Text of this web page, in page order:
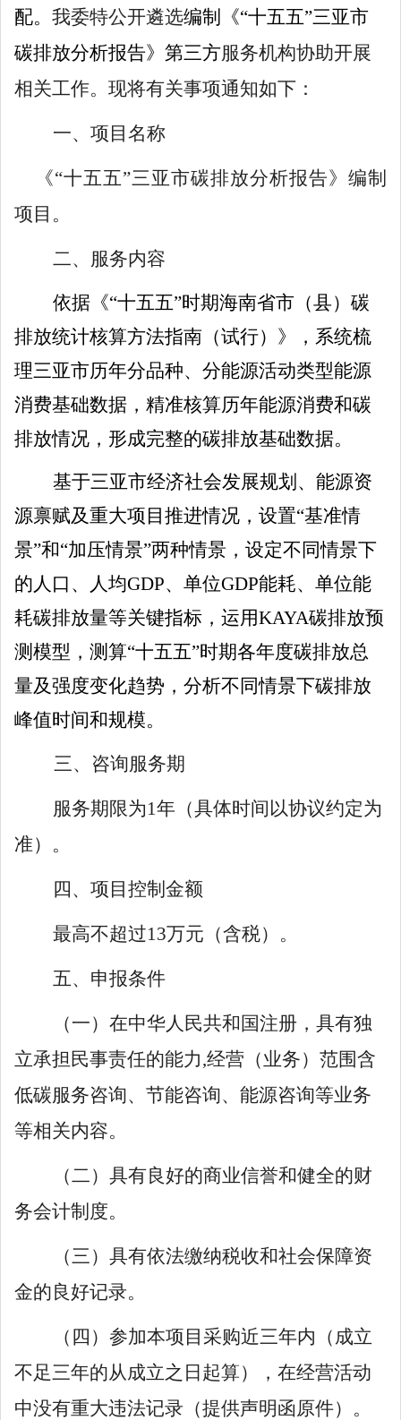
配。 我委特公开遴选编制《“十五五”三亚市
碳排放分析报告》 第三方服务机构协助开展
相关工作。现将有关事项通知如下：
一、项目名称
《“十五五”三亚市碳排放分析报告》编制
项目 。
二、服务内容
依据《“十五五”时期海南省市（县）碳
排放统计核算方法指南（试行） 》， 系统梳
理三亚市历年分品种、分能源活动类型能源
消费基础数据，精准核算历年能源消费和碳
排放情况 ， 形成完整的碳排放基础数据。
基于三亚市经济社会发展规划、能源资
源禀赋及重大项目推进情况，设置“基准情
景”和“加压情景”两种情景，设定不同情景下
的人口、人均GDP、单位GDP能耗、单位能
耗碳排放量等关键指标，运用KAYA碳排放预
测模型，测算“十五五”时期各年度碳排放总
量及强度变化趋势，分析不同情景下碳排放
峰值时间和规模。
三、咨询服务期
服务期限为1年（具体时间以协议约定为
准）。
四、项目控制金额
最高不超过13万元（含税）。
五、申报条件
（一） 在中华人民共和国注册，具有独
立承担民事责任的能力,经营（业务）范围含
低碳服务咨询、 节能咨询、能源咨询等业务
等相关内容。
（二）具有良好的商业信誉和健全的财
务会计制度。
（三）具有依法缴纳税收和社会保障资
金的良好记录。
（四）参加本项目采购近三年内（成立
不足三年的从成立之日起算），在经营活动
中没有重大违法记录（提供声明函原件）。